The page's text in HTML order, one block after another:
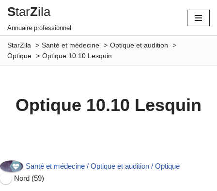
Aller
au
contenu
StarZila
Annuaire professionnel
StarZila Santé et médecine
Optique et audition
Optique
Optique 10.10 Lesquin
Optique 10.10 Lesquin
Santé et médecine / Optique et audition / Optique
Nord (59)